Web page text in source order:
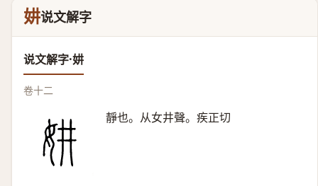
妌说文解字
说文解字·妌
卷十二
靜也。从女井聲。疾正切